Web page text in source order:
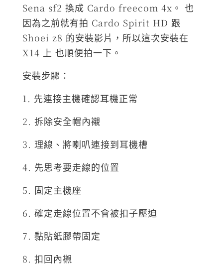
Sena sf2 換成 Cardo freecom 4x。 也
因為之前就有拍 Cardo Spirit HD 跟
Shoei z8 的安裝影片，所以這次安裝在
X14 上 也順便拍一下。
安裝步驟：
1. 先連接主機確認耳機正常
2. 拆除安全帽內襯
3. 理線、將喇叭連接到耳機槽
4. 先思考要走線的位置
5. 固定主機座
6. 確定走線位置不會被扣子壓迫
7. 黏貼紙膠帶固定
8. 扣回內襯